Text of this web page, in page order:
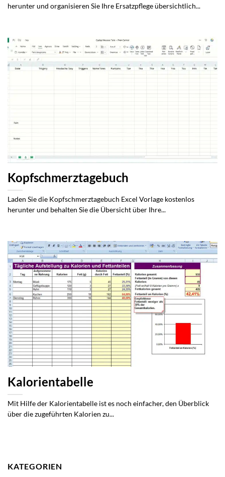
herunter und organisieren Sie Ihre Ersatzpflege übersichtlich...
Kopfschmerztagebuch
Laden Sie die Kopfschmerztagebuch Excel Vorlage kostenlos
herunter und behalten Sie die Übersicht über Ihre...
Kalorientabelle
Mit Hilfe der Kalorientabelle ist es noch einfacher, den Überblick
über die zugeführten Kalorien zu...
KATEGORIEN